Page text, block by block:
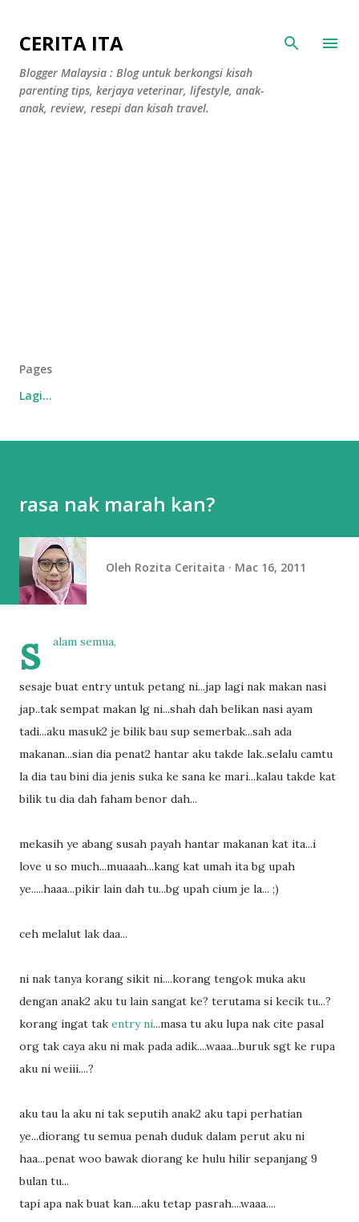
CERITA ITA
Blogger Malaysia : Blog untuk berkongsi kisah
parenting tips, kerjaya veterinar, lifestyle, anak-
anak, review, resepi dan kisah travel.
Pages
Lagi…
rasa nak marah kan?
Oleh Rozita Ceritaita Mac 16, 2011
s alam semua,
sesaje buat entry untuk petang ni...jap lagi nak makan nasi
jap..tak sempat makan lg ni...shah dah belikan nasi ayam
tadi...aku masuk2 je bilik bau sup semerbak...sah ada
makanan...sian dia penat2 hantar aku takde lak..selalu camtu
la dia tau bini dia jenis suka ke sana ke mari...kalau takde kat
bilik tu dia dah faham benor dah...
mekasih ye abang susah payah hantar makanan kat ita...i
love u so much...muaaah...kang kat umah ita bg upah
ye.....haaa...pikir lain dah tu...bg upah cium je la... ;)
ceh melalut lak daa...
ni nak tanya korang sikit ni....korang tengok muka aku
dengan anak2 aku tu lain sangat ke? terutama si kecik tu...?
korang ingat tak entry ni...masa tu aku lupa nak cite pasal
org tak caya aku ni mak pada adik....waaa...buruk sgt ke rupa
aku ni weiii....?
aku tau la aku ni tak seputih anak2 aku tapi perhatian
ye...diorang tu semua penah duduk dalam perut aku ni
haa...penat woo bawak diorang ke hulu hilir sepanjang 9
bulan tu...
tapi apa nak buat kan....aku tetap pasrah....waaa....